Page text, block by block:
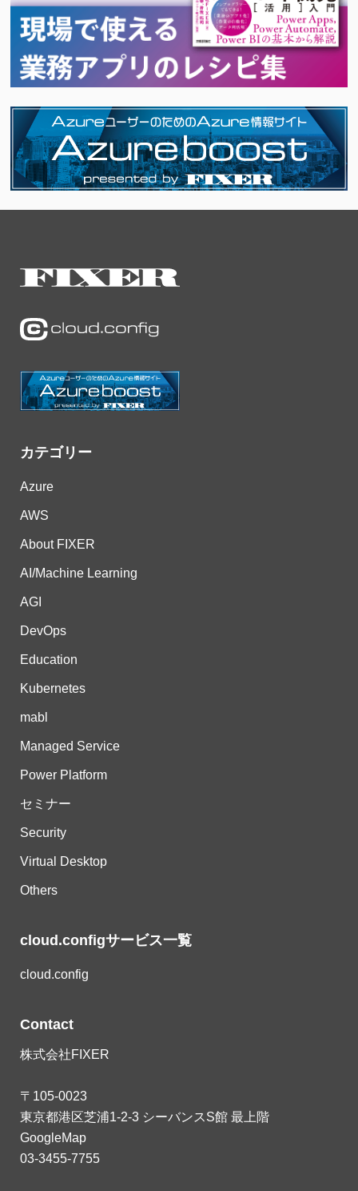
カテゴリー
Azure
AWS
About FIXER
AI/Machine Learning
AGI
DevOps
Education
Kubernetes
mabl
Managed Service
Power Platform
セミナー
Security
Virtual Desktop
Others
cloud.configサービス一覧
cloud.config
Contact
株式会社FIXER
〒105-0023
東京都港区芝浦1-2-3 シーバンスS館 最上階
GoogleMap
03-3455-7755